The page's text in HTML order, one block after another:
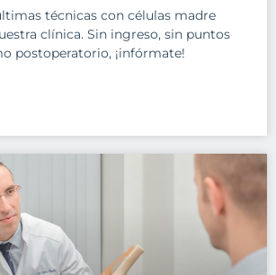
técnicas con células madre
clínica. Sin ingreso, sin puntos
postoperatorio, ¡infórmate!